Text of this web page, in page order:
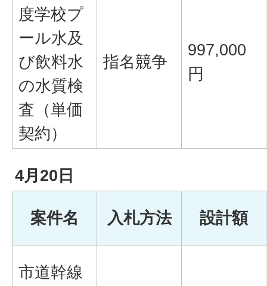
度学校プ
ール水及
び飲料水
の水質検
査（単価
契約）
指名競争
997,000
円
4月20日
案件名 入札方法 設計額
市道幹線